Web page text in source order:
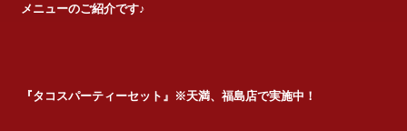
メニューのご紹介です♪
『タコスパーティーセット』※天満、福島店で実施中！